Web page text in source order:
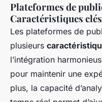
Plateformes de
Caractéristiques clés
Les plateformes de
plusieurs
l’intégration
pour maintenir une
plus, la capacité